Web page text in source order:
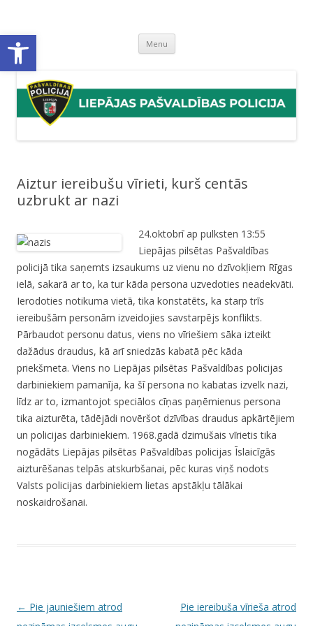
Open toolbar Menu Skip
content
Aiztur iereibušu vīrieti, kurš centās
uzbrukt ar nazi
24.oktobrī ap pulksten 13:55
Liepājas pilsētas Pašvaldības
policijā tika saņemts izsaukums uz vienu no dzīvokļiem Rīgas
ielā, sakarā ar to, ka tur kāda persona uzvedoties neadekvāti.
Ierodoties notikuma vietā, tika konstatēts, ka starp trīs
iereibušām personām izveidojies savstarpējs konflikts.
Pārbaudot personu datus, viens no vīriešiem sāka izteikt
dažādus draudus, kā arī sniedzās kabatā pēc kāda
priekšmeta. Viens no Liepājas pilsētas Pašvaldības policijas
darbiniekiem pamanīja, ka šī persona no kabatas izvelk nazi,
līdz ar to, izmantojot speciālos cīņas paņēmienus persona
tika aizturēta, tādējādi novēršot dzīvības draudus apkārtējiem
un policijas darbiniekiem. 1968.gadā dzimušais vīrietis tika
nogādāts Liepājas pilsētas Pašvaldības policijas Īslaicīgās
aizturēšanas telpās atskurbšanai, pēc kuras viņš nodots
Valsts policijas darbiniekiem lietas apstākļu tālākai
noskaidrošanai.
P
← Pie jauniešiem atrod
Pie iereibuša vīrieša atrod